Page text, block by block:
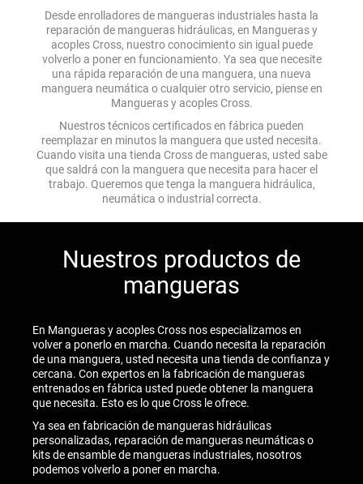
Desde enrolladores de mangueras industriales hasta la
reparación de mangueras hidráulicas, en Mangueras y
acoples Cross, nuestro conocimiento sin igual puede
volverlo a poner en funcionamiento. Ya sea que necesite
una rápida reparación de una manguera, una nueva
manguera neumática o cualquier otro servicio, piense en
Mangueras y acoples Cross.
Nuestros técnicos certificados en fábrica pueden
reemplazar en minutos la manguera que usted necesita.
Cuando visita una tienda Cross de mangueras, usted sabe
que saldrá con la manguera que necesita para hacer el
trabajo. Queremos que tenga la manguera hidráulica,
neumática o industrial correcta.
Nuestros productos de
mangueras
En Mangueras y acoples Cross nos especializamos en
volver a ponerlo en marcha. Cuando necesita la reparación
de una manguera, usted necesita una tienda de confianza y
cercana. Con expertos en la fabricación de mangueras
entrenados en fábrica usted puede obtener la manguera
que necesita. Esto es lo que Cross le ofrece.
Ya sea en fabricación de mangueras hidráulicas
personalizadas, reparación de mangueras neumáticas o
kits de ensamble de mangueras industriales, nosotros
podemos volverlo a poner en marcha.